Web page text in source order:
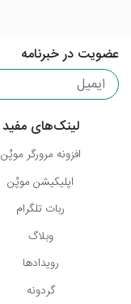
عضویت در خبرنامه
لینک‌های مفید
افزونه مرورگر موپُن
اپلیکیشن موپُن
ربات تلگرام
وبلاگ
رویدادها
گردونه